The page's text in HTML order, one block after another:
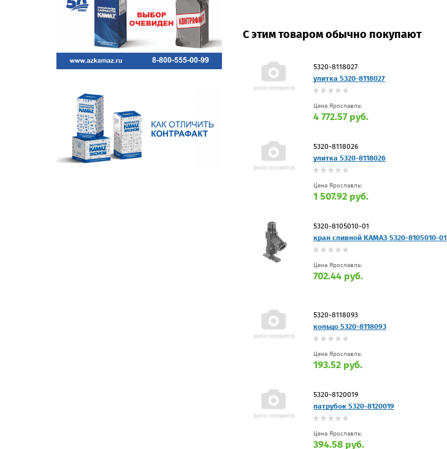
С этим товаром обычно покупают
5320-8118027
улитка 5320-8118027
Цена Ярославль:
4 772.57 руб.
5320-8118026
улитка 5320-8118026
Цена Ярославль:
1 507.92 руб.
5320-8105010-01
кран сливной КАМАЗ 5320-8105010-01
Цена Ярославль:
702.44 руб.
5320-8118093
кольцо 5320-8118093
Цена Ярославль:
193.52 руб.
5320-8120019
патрубок 5320-8120019
Цена Ярославль:
394.58 руб.